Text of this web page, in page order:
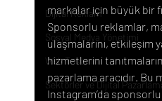
Dijital Reklam
Sosyal Medya Yönetimi
Web Tasarım
Sektörler ve Dijital
markalar için büyük bir
Sponsorlu reklamlar,
ulaşmalarını, etkileşim
hizmetlerini
pazarlama aracıdır. Bu
Instagram’da